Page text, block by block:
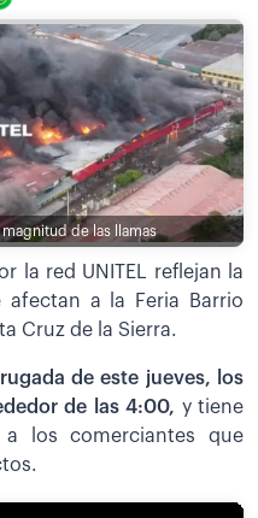
magnitud de las llamas
la red UNITEL reflejan la
a la Feria Barrio
Cruz de la Sierra.
de este jueves, los
de las 4:00, y tiene
los comerciantes que